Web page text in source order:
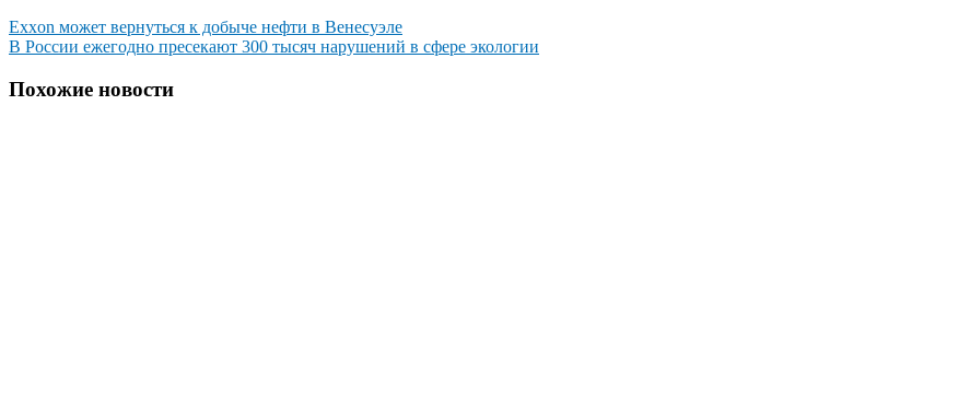
Навигация
по
записям
Exxon может вернуться к добыче нефти в Венесуэле
В России ежегодно пресекают 300 тысяч нарушений в сфере экологии
Похожие новости